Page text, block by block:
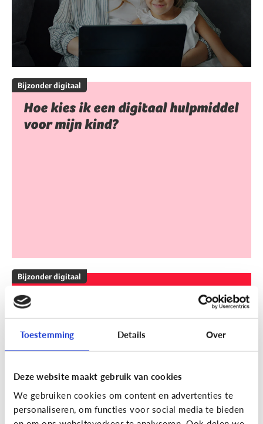
Toestemming Details Over
Deze website maakt gebruik van cookies
We gebruiken cookies om content en advertenties te
personaliseren, om functies voor social media te bieden
Bijzonder digitaal
Hoe kies ik een digitaal hulpmiddel
voor mijn kind?
Bijzonder digitaal
Mijn kind is slechthorend of doof.
Welke apps of toepassingen
kunnen helpen?